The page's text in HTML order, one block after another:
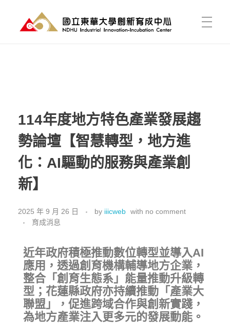
育成能為我做什麼?
有點子，如何開始?
進駐育成
空間介紹與租用
張文彥 主任
吳其璁 經理
劉美慧 助理
育成新聞
課程活動
東之皇華創業競賽
東區聯盟相關資訊
轉知訊息
舊網站訊息(2019前)
資料櫃
樓層平面圖
東區聯盟
聯絡育成
其他資源
國立東華大學
114年度地方特色產業發展趨
勢論壇【智慧轉型，地方進
化：AI驅動的服務與產業創
新】
2025 年 9 月 26 日 by iiicweb with no comment
育成消息
近年政府積極推動數位轉型並導入AI
應用，透過創育機構輔導地方企業，
整合「創育生態系」能量推動升級轉
型；花蓮縣政府亦持續推動「產業大
聯盟」，促進跨域合作與創新實踐，
為地方產業注入更多元的發展動能。